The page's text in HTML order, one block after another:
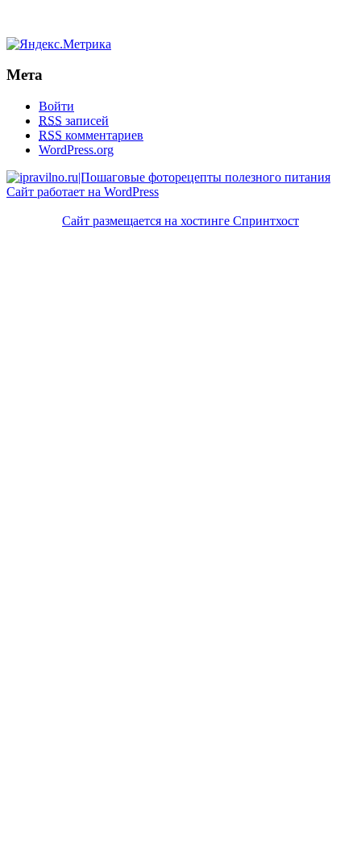
Мета
Войти
RSS записей
RSS комментариев
WordPress.org
Сайт работает на WordPress
Сайт размещается на хостинге Спринтхост